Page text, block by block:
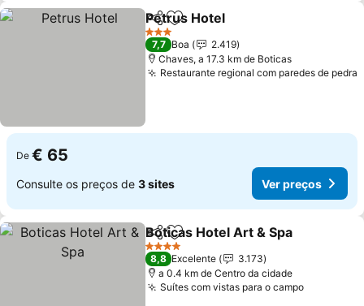
PartilharAdicionar aos favoritos
Petrus Hotel
3 Estrelas
7,7 Boa
2.419
Chaves, a 17.3 km de Boticas
Restaurante regional com paredes de pedra
De € 65
Consulte os preços de 3 sites Ver preços
PartilharAdicionar aos favoritos
Boticas Hotel Art & Spa
4 Estrelas
8,8 Excelente
3.173
a 0.4 km de Centro da cidade
Suítes com vistas para o campo